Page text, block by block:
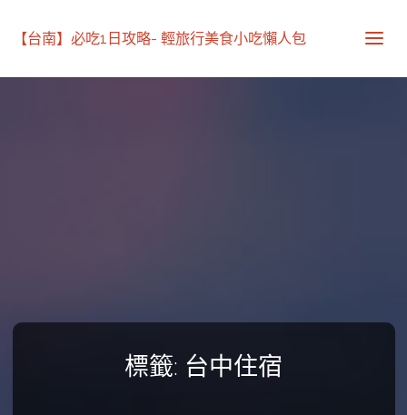
【台南】必吃1日攻略- 輕旅行美食小吃懶人包
標籤: 台中住宿